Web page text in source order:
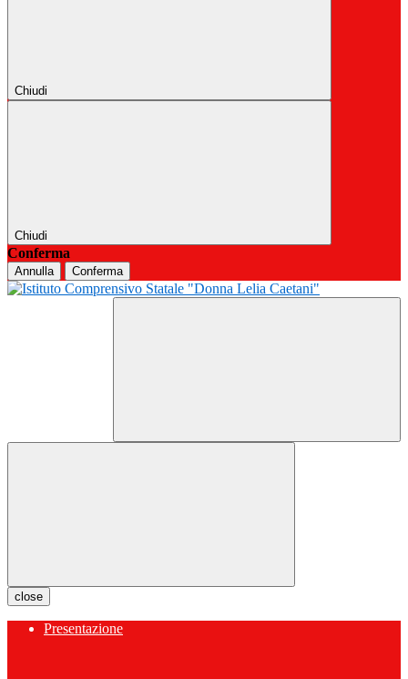
Chiudi
Chiudi
Conferma
Annulla Conferma
close
Presentazione